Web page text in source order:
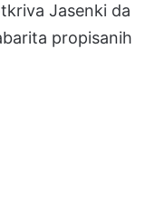
Jasenki da
propisanih